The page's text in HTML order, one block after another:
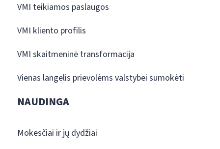
VMI teikiamos paslaugos
VMI kliento profilis
VMI skaitmeninė transformacija
Vienas langelis prievolėms valstybei sumokėti
NAUDINGA
Mokesčiai ir jų dydžiai